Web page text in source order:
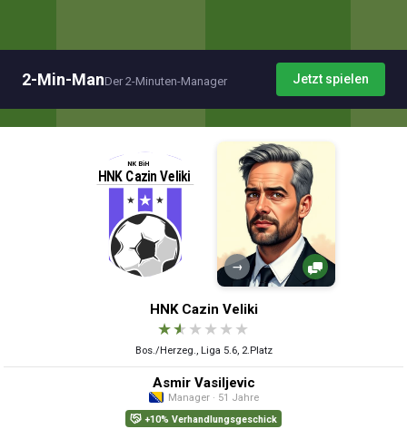
2-Min-ManDer 2-Minuten-Manager Jetzt spielen
→
HNK Cazin Veliki
★★ ★ ★ ★ ★
Bos./Herzeg., Liga 5.6, 2.Platz
Asmir Vasiljevic
Manager · 51 Jahre
+10% Verhandlungsgeschick